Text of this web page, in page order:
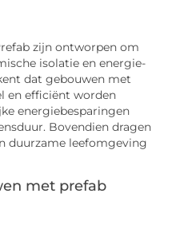
zijn ontworpen om
isolatie en energie-
dat gebouwen met
en efficiënt worden
energiebesparingen
Bovendien dragen
duurzame leefomgeving
met prefab